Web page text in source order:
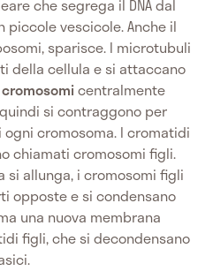
che segrega il DNA dal
vescicole. Anche il
sparisce. I microtubuli
della cellula e si attaccano
cromosomicentralmente
si contraggono per
cromosoma. I cromatidi
chiamati cromosomi figli.
si allunga, i cromosomi figli
opposte e si condensano
una nuova membrana
figli, che si decondensano